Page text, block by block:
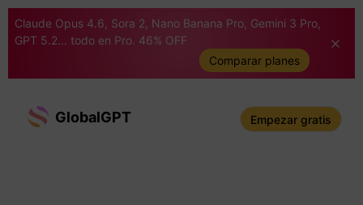
Claude Opus 4.6, Sora 2, Nano Banana Pro, Gemini 3 Pro,
GPT 5.2... todo en Pro. 46% OFF
Comparar planes
GlobalGPT Empezar gratis